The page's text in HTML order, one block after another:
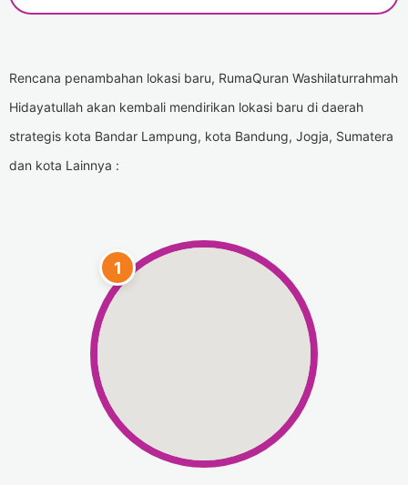
Rencana penambahan lokasi baru, RumaQuran Washilaturrahmah
Hidayatullah akan kembali mendirikan lokasi baru di daerah
strategis kota Bandar Lampung, kota Bandung, Jogja, Sumatera
dan kota Lainnya :
1